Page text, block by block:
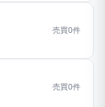
売買0件
売買0件